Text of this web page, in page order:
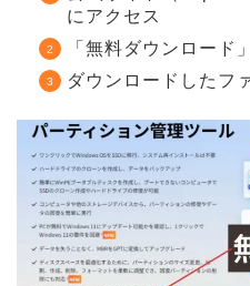
にアクセス
「無料ダウンロード
ダウンロードしたフ